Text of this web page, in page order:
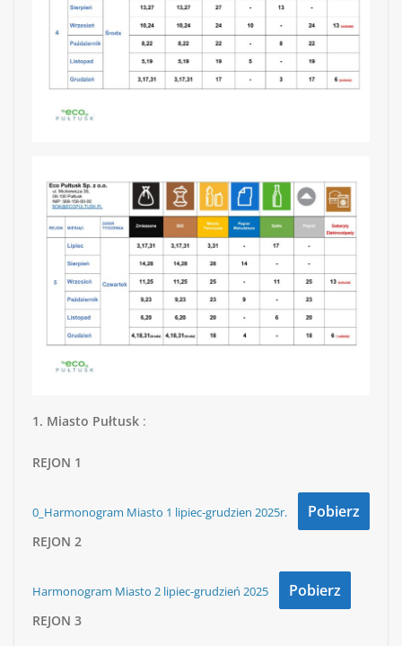
1. Miasto Pułtusk :
REJON 1
0_Harmonogram Miasto 1 lipiec-grudzien 2025r. Pobierz
REJON 2
Harmonogram Miasto 2 lipiec-grudzień 2025 Pobierz
REJON 3